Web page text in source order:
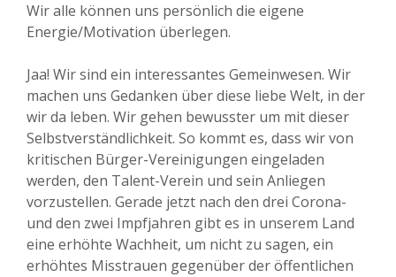
Wir alle können uns persönlich die eigene
Energie/Motivation überlegen.
Jaa! Wir sind ein interessantes Gemeinwesen. Wir
machen uns Gedanken über diese liebe Welt, in der
wir da leben. Wir gehen bewusster um mit dieser
Selbstverständlichkeit. So kommt es, dass wir von
kritischen Bürger-Vereinigungen eingeladen
werden, den Talent-Verein und sein Anliegen
vorzustellen. Gerade jetzt nach den drei Corona-
und den zwei Impfjahren gibt es in unserem Land
eine erhöhte Wachheit, um nicht zu sagen, ein
erhöhtes Misstrauen gegenüber der öffentlichen